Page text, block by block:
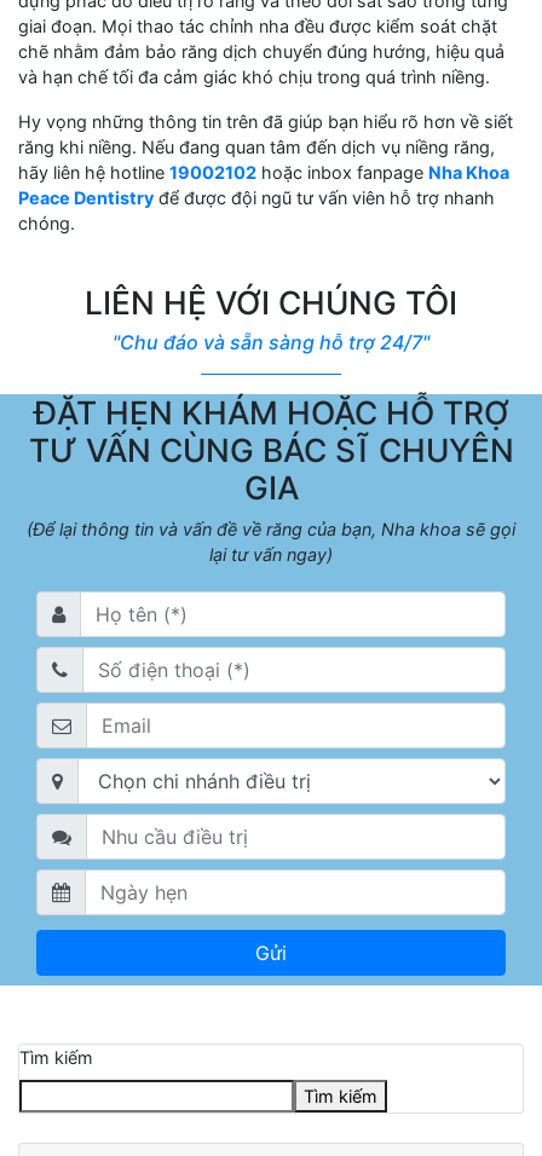
giai đoạn. Mọi thao tác chỉnh nha đều được kiểm soát chặt
chẽ nhằm đảm bảo răng dịch chuyển đúng hướng, hiệu quả
và hạn chế tối đa cảm giác khó chịu trong quá trình niềng.
Hy vọng những thông tin trên đã giúp bạn hiểu rõ hơn về siết
răng khi niềng. Nếu đang quan tâm đến dịch vụ niềng răng,
hãy liên hệ hotline 19002102 hoặc inbox fanpage Nha Khoa
Peace Dentistry để được đội ngũ tư vấn viên hỗ trợ nhanh
chóng.
LIÊN HỆ VỚI CHÚNG TÔI
"Chu đáo và sẵn sàng hỗ trợ 24/7"
ĐẶT HẸN KHÁM HOẶC HỖ TRỢ
TƯ VẤN CÙNG BÁC SĨ CHUYÊN
GIA
(Để lại thông tin và vấn đề về răng của bạn, Nha khoa sẽ gọi
lại tư vấn ngay)
Tìm kiếm
Tìm kiếm